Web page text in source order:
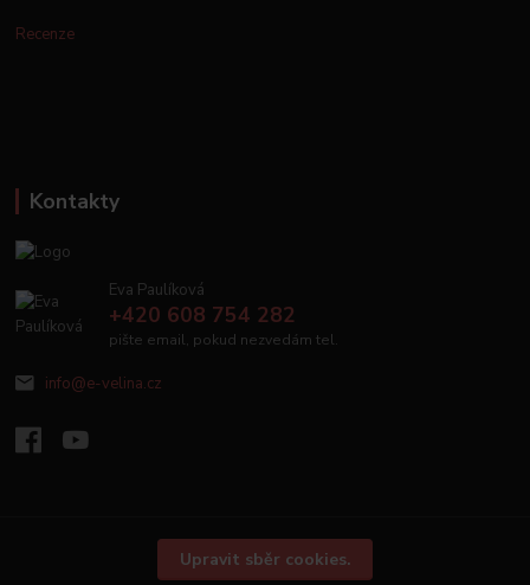
Recenze
Kontakty
Eva Paulíková
+420 608 754 282
pište email, pokud nezvedám tel.
info@e-velina.cz
Upravit sběr cookies.